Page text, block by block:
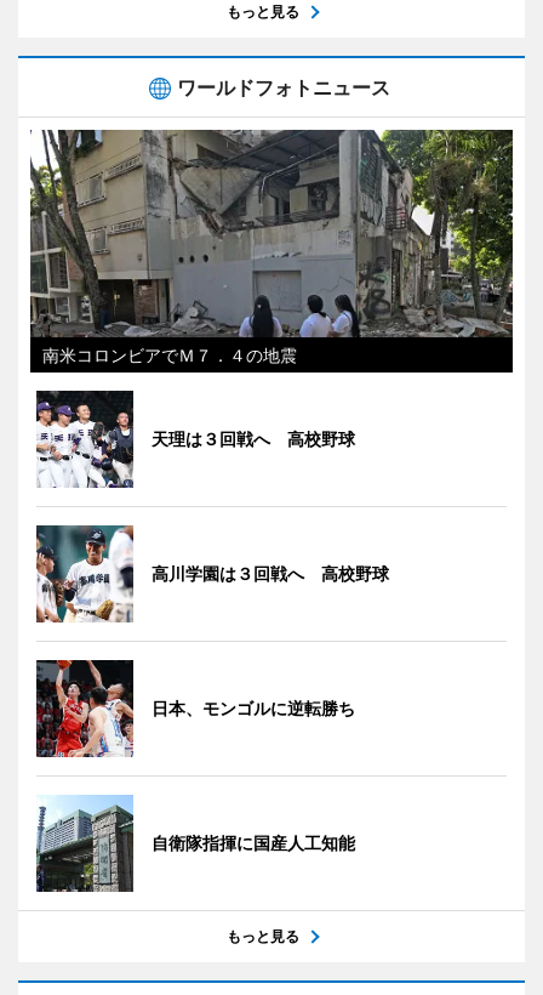
もっと見る
ワールドフォトニュース
南米コロンビアでＭ７．４の地震
天理は３回戦へ 高校野球
高川学園は３回戦へ 高校野球
日本、モンゴルに逆転勝ち
自衛隊指揮に国産人工知能
もっと見る